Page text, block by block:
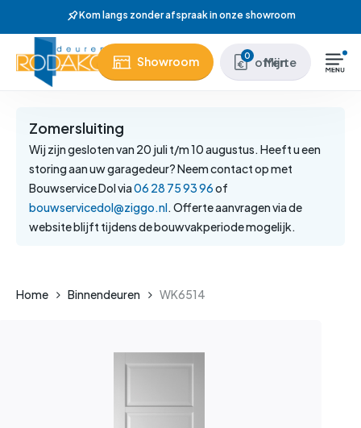
content
Wij hebben
Showroom 0 Mijn offerte
Zomersluiting
Wij zijn gesloten van 20 juli t/m 10 augustus. Heeft u een
storing aan uw garagedeur? Neem contact op met
Bouwservice Dol via06 28 75 93 96of
bouwservicedol@ziggo.nl. Offerte aanvragen via de
website blijft tijdens de bouwvakperiode mogelijk.
Home Binnendeuren WK6514
Close
Menu